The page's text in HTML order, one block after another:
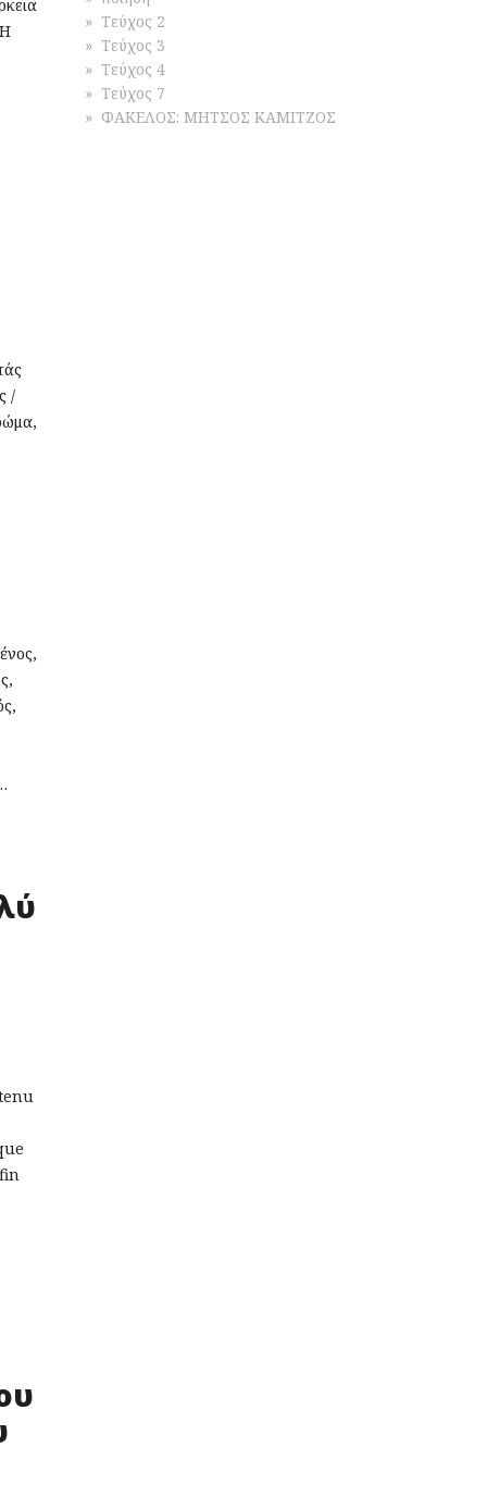
/
Τεύχος 2
Τεύχος 3
Τεύχος 4
Τεύχος 7
ΦΑΚΕΛΟΣ: ΜΗΤΣΟΣ ΚΑΜΙΤΖΟΣ